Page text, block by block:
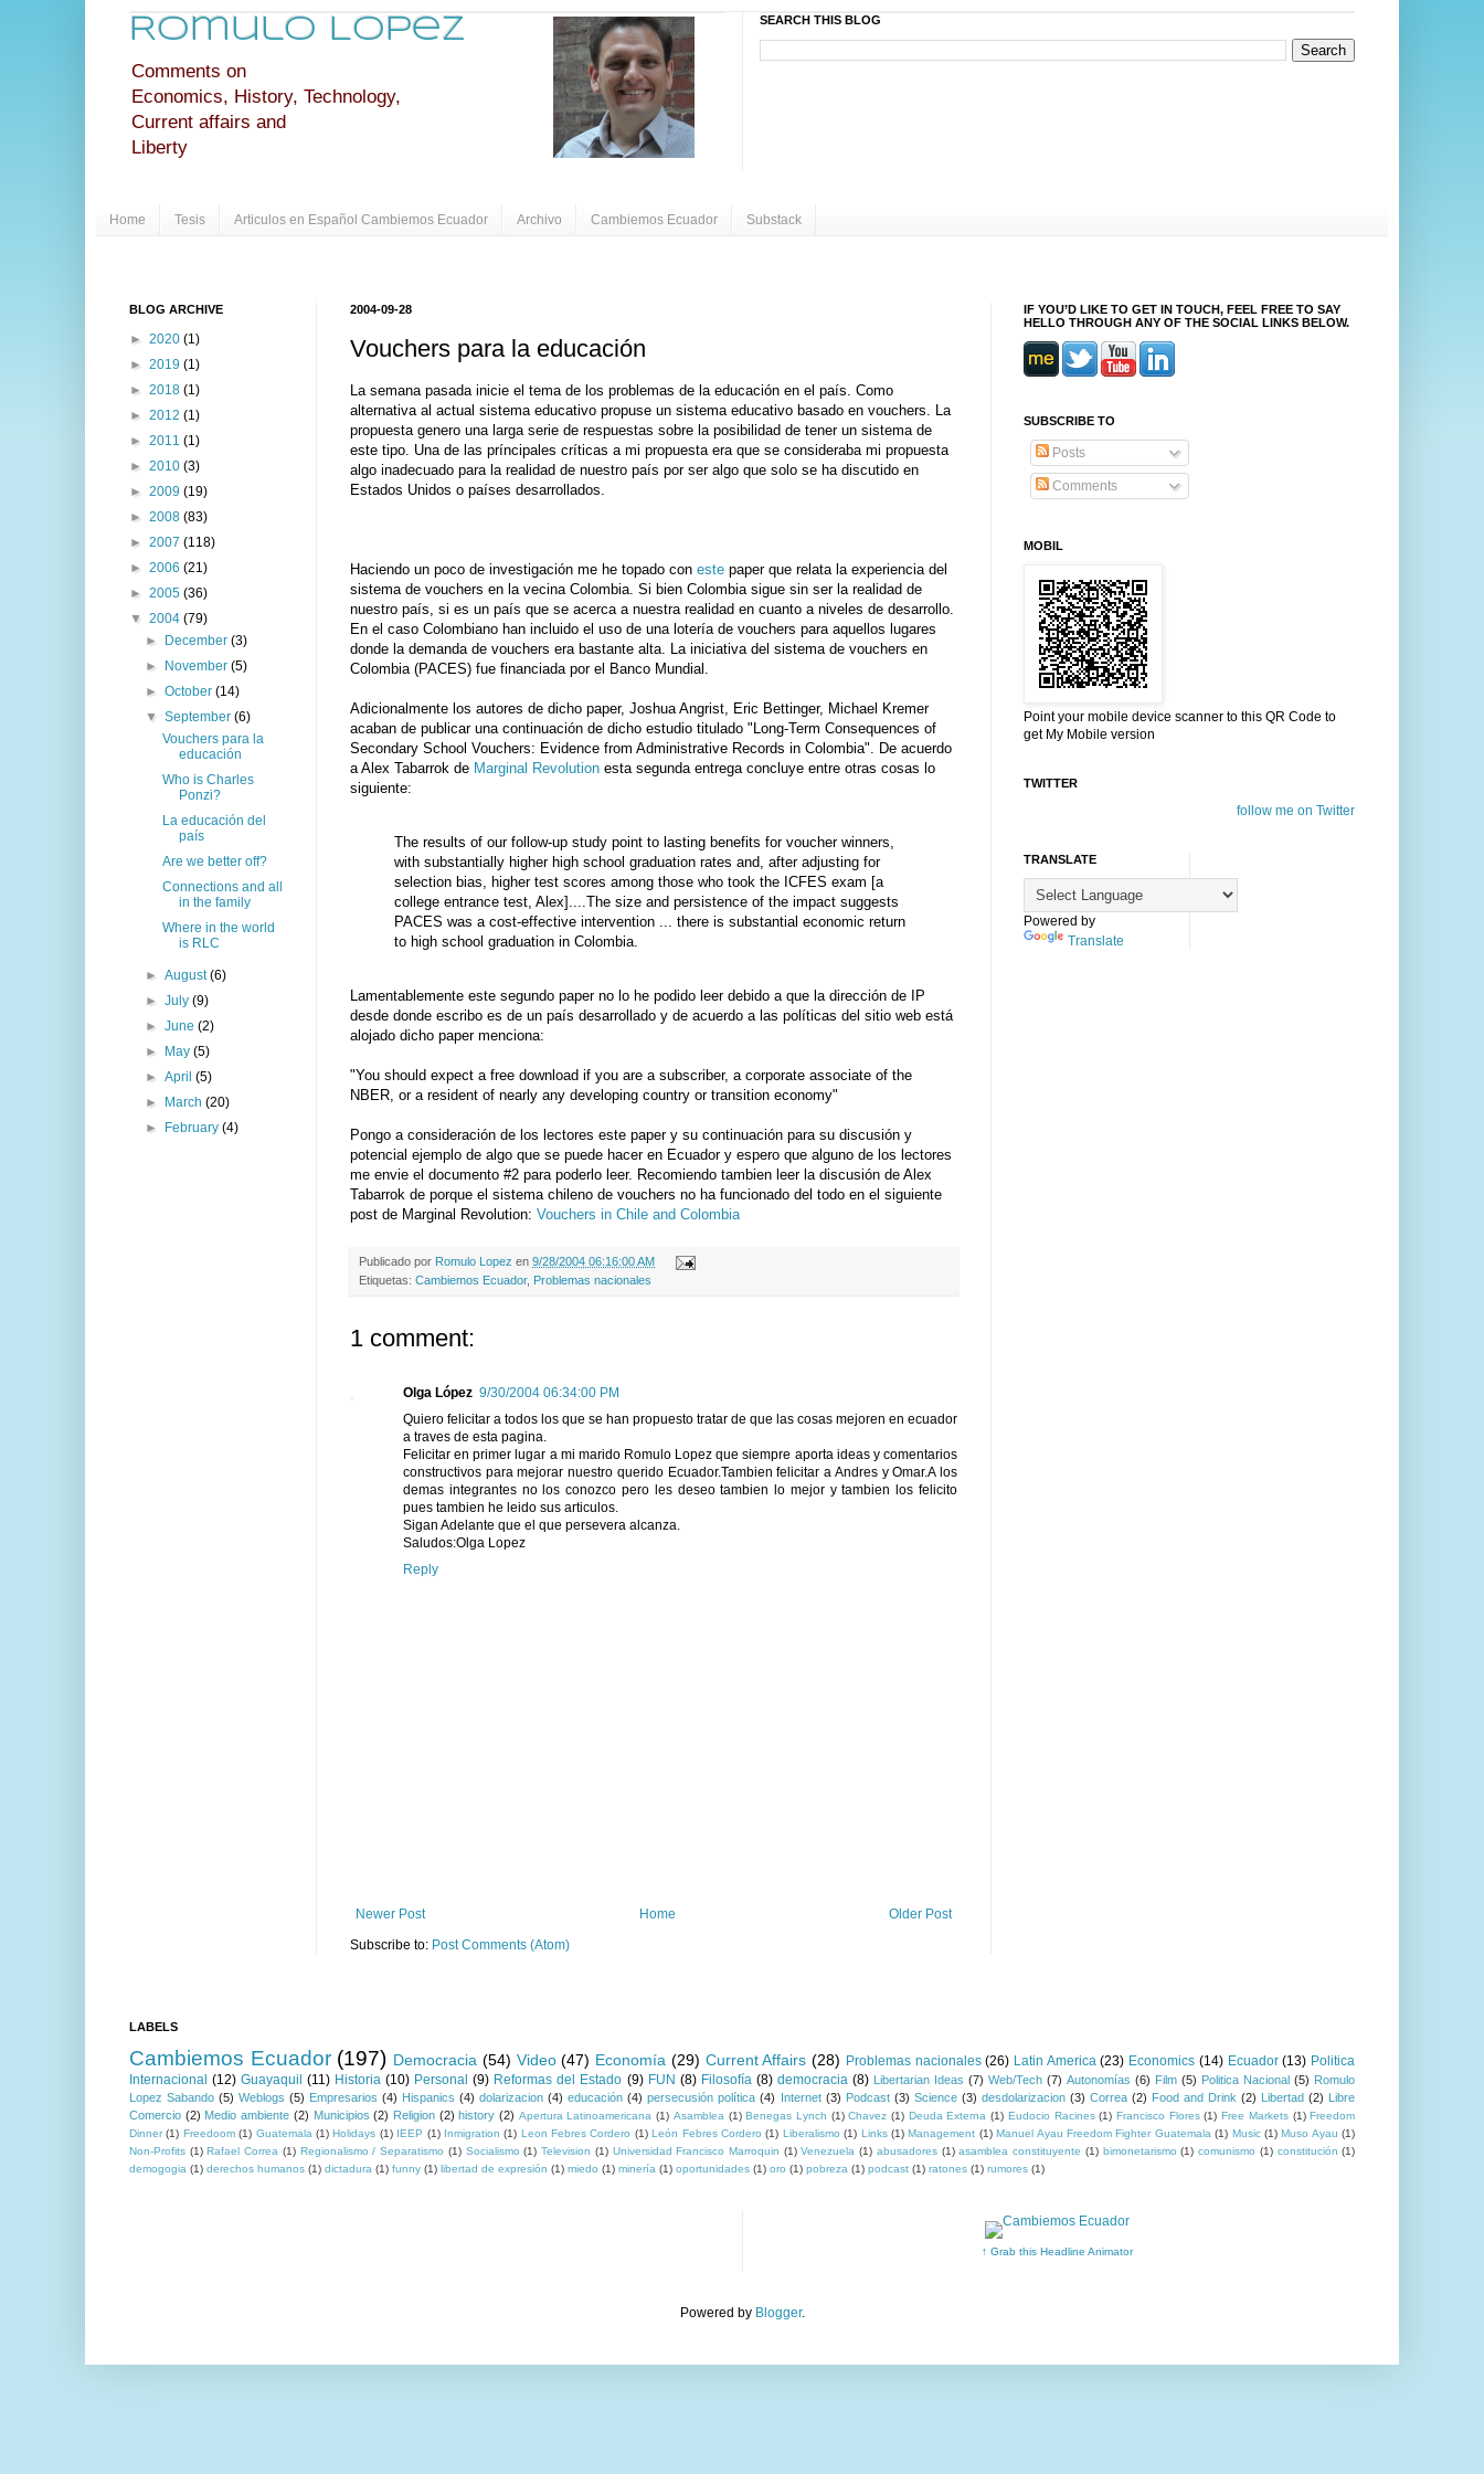
Romulo Lopez
Comments on
Economics, History, Technology,
Current affairs and
Liberty
SEARCH THIS BLOG
Home Tesis Articulos en Español Cambiemos Ecuador Archivo Cambiemos Ecuador Substack
2004-09-28
Vouchers para la educación
La semana pasada inicie el tema de los problemas de la educación en el país. Como
alternativa al actual sistema educativo propuse un sistema educativo basado en vouchers. La
propuesta genero una larga serie de respuestas sobre la posibilidad de tener un sistema de
este tipo. Una de las príncipales críticas a mi propuesta era que se consideraba mi propuesta
algo inadecuado para la realidad de nuestro país por ser algo que solo se ha discutido en
Estados Unidos o países desarrollados.
Haciendo un poco de investigación me he topado con este paper que relata la experiencia del
sistema de vouchers en la vecina Colombia. Si bien Colombia sigue sin ser la realidad de
nuestro país, si es un país que se acerca a nuestra realidad en cuanto a niveles de desarrollo.
En el caso Colombiano han incluido el uso de una lotería de vouchers para aquellos lugares
donde la demanda de vouchers era bastante alta. La iniciativa del sistema de vouchers en
Colombia (PACES) fue financiada por el Banco Mundial.
Adicionalmente los autores de dicho paper, Joshua Angrist, Eric Bettinger, Michael Kremer
acaban de publicar una continuación de dicho estudio titulado "Long-Term Consequences of
Secondary School Vouchers: Evidence from Administrative Records in Colombia". De acuerdo
a Alex Tabarrok de Marginal Revolution esta segunda entrega concluye entre otras cosas lo
siguiente:
The results of our follow-up study point to lasting benefits for voucher winners,
with substantially higher high school graduation rates and, after adjusting for
selection bias, higher test scores among those who took the ICFES exam [a
college entrance test, Alex]....The size and persistence of the impact suggests
PACES was a cost-effective intervention ... there is substantial economic return
to high school graduation in Colombia.
Lamentablemente este segundo paper no lo he podido leer debido a que la dirección de IP
desde donde escribo es de un país desarrollado y de acuerdo a las políticas del sitio web está
alojado dicho paper menciona:
"You should expect a free download if you are a subscriber, a corporate associate of the
NBER, or a resident of nearly any developing country or transition economy"
Pongo a consideración de los lectores este paper y su continuación para su discusión y
potencial ejemplo de algo que se puede hacer en Ecuador y espero que alguno de los lectores
me envie el documento #2 para poderlo leer. Recomiendo tambien leer la discusión de Alex
Tabarrok de porque el sistema chileno de vouchers no ha funcionado del todo en el siguiente
post de Marginal Revolution: Vouchers in Chile and Colombia
Publicado por Romulo Lopez en 9/28/2004 06:16:00 AM
Etiquetas: Cambiemos Ecuador, Problemas nacionales
1 comment:
Olga López 9/30/2004 06:34:00 PM
Quiero felicitar a todos los que se han propuesto tratar de que las cosas mejoren en ecuador
a traves de esta pagina.
Felicitar en primer lugar a mi marido Romulo Lopez que siempre aporta ideas y comentarios
constructivos para mejorar nuestro querido Ecuador.Tambien felicitar a Andres y Omar.A los
demas integrantes no los conozco pero les deseo tambien lo mejor y tambien los felicito
pues tambien he leido sus articulos.
Sigan Adelante que el que persevera alcanza.
Saludos:Olga Lopez
Reply
Newer Post Older Post
Home
Subscribe to: Post Comments (Atom)
BLOG ARCHIVE
► 2020 (1)
► 2019 (1)
► 2018 (1)
► 2012 (1)
► 2011 (1)
► 2010 (3)
► 2009 (19)
► 2008 (83)
► 2007 (118)
► 2006 (21)
► 2005 (36)
▼ 2004 (79)
►
December(3)
►
November(5)
►October(14)
▼September(6)
Vouchers para la
educación
Who is Charles
Ponzi?
La educación del
país
Are we better off?
Connections and all
in the family
Where in the world
is RLC
►August(6)
►July(9)
►June(2)
►
May(5)
►April(5)
►
March(20)
►
February(4)
IF YOU’D LIKE TO GET IN TOUCH, FEEL FREE TO SAY
HELLO THROUGH ANY OF THE SOCIAL LINKS BELOW.
SUBSCRIBE TO
Posts
Comments
MOBIL
Point your mobile device scanner to this QR Code to
get My Mobile version
TWITTER
follow me on Twitter
TRANSLATE
Powered by
Translate
LABELS
Cambiemos Ecuador (197) Democracia (54) Video (47) Economía (29) Current Affairs (28) Problemas nacionales (26) Latin America (23) Economics (14) Ecuador (13) Politica
Internacional (12) Guayaquil (11) Historia (10) Personal (9) Reformas del Estado (9) FUN (8) Filosofía (8) democracia (8) Libertarian Ideas (7) Web/Tech (7) Autonomías (6) Film (5) Politica Nacional (5) Romulo
Lopez Sabando (5) Weblogs (5) Empresarios (4) Hispanics (4) dolarizacion (4) educación (4) persecusión política (4) Internet (3) Podcast (3) Science (3) desdolarizacion (3) Correa (2) Food and Drink (2) Libertad (2) Libre
Comercio (2) Medio ambiente (2) Municipios (2) Religion (2) history (2) Apertura Latinoamericana (1) Asamblea (1) Benegas Lynch (1) Chavez (1) Deuda Externa (1) Eudocio Racines (1) Francisco Flores (1) Free Markets (1) Freedom
Dinner (1) Freedoom (1) Guatemala (1) Holidays (1) IEEP (1) Inmigration (1) Leon Febres Cordero (1) León Febres Cordero (1) Liberalismo (1) Links (1) Management (1) Manuel Ayau Freedom Fighter Guatemala (1) Music (1) Muso Ayau (1)
Non-Profits (1) Rafael Correa (1) Regionalismo / Separatismo (1) Socialismo (1) Television (1) Universidad Francisco Marroquin (1) Venezuela (1) abusadores (1) asamblea constituyente (1) bimonetarismo (1) comunismo (1) constitución (1)
demogogia (1) derechos humanos (1) dictadura (1) funny (1) libertad de expresión (1) miedo (1) minería (1) oportunidades (1) oro (1) pobreza (1) podcast (1) ratones (1) rumores (1)
↑ Grab this Headline Animator
Powered by Blogger.